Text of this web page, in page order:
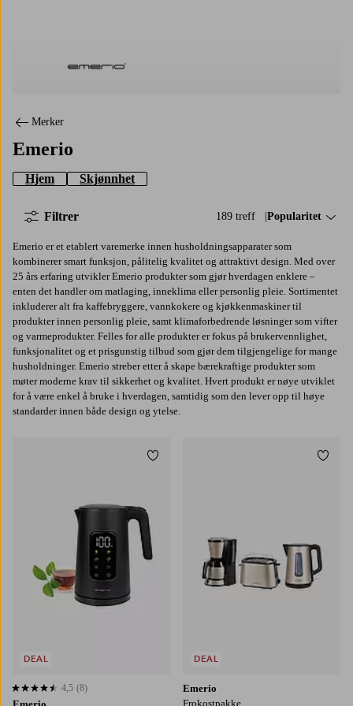
Merker
Emerio
Hjem Skjønnhet
189 treff Sorter på:
Popularitet
Filtrer
Emerio er et etablert varemerke innen husholdningsapparater som
kombinerer smart funksjon, pålitelig kvalitet og attraktivt design. Med over
25 års erfaring utvikler Emerio produkter som gjør hverdagen enklere –
enten det handler om matlaging, inneklima eller personlig pleie. Sortimentet
inkluderer alt fra kaffebryggere, vannkokere og kjøkkenmaskiner til
produkter innen personlig pleie, samt klimaforbedrende løsninger som vifter
og varmeprodukter. Felles for alle produkter er fokus på brukervennlighet,
funksjonalitet og et prisgunstig tilbud som gjør dem tilgjengelige for mange
husholdninger. Emerio streber etter å skape bærekraftige produkter som
møter moderne krav til sikkerhet og kvalitet. Hvert produkt er nøye utviklet
for å være enkel å bruke i hverdagen, samtidig som den lever opp til høye
standarder innen både design og ytelse.
4,5 basert på 8 karaktergivninger
4,5 (8)
DEAL
Legg til favoritter
Emerio
Frokostpakke
DEAL